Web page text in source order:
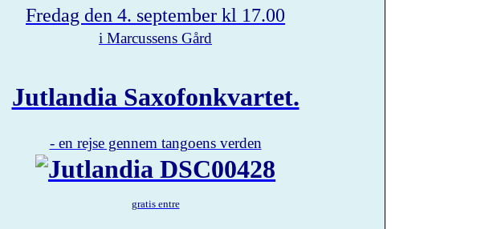
Fredag den 4. september kl 17.00
i Marcussens Gård
Jutlandia Saxofonkvartet.
- en rejse gennem tangoens verden
gratis entre